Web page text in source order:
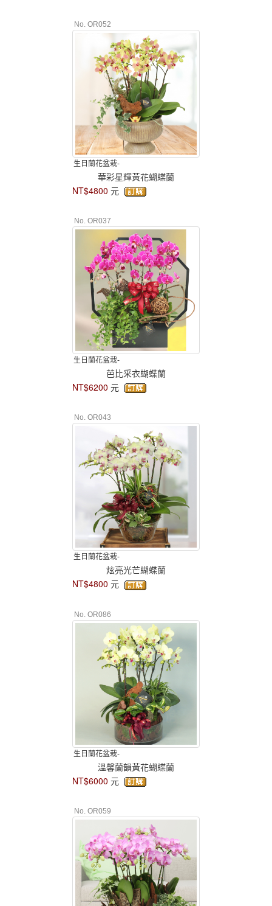
No. OR052
生日蘭花盆栽-
華彩星輝黃花蝴蝶蘭
NT$4800 元
No. OR037
生日蘭花盆栽-
芭比采衣蝴蝶蘭
NT$6200 元
No. OR043
生日蘭花盆栽-
炫亮光芒蝴蝶蘭
NT$4800 元
No. OR086
生日蘭花盆栽-
溫馨蘭韻黃花蝴蝶蘭
NT$6000 元
No. OR059